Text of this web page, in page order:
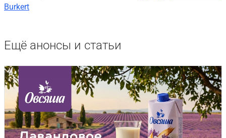
Burkert
Ещё анонсы и статьи